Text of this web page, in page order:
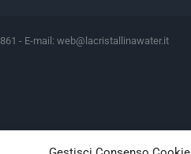
- E-mail: web@lacristallinawater.it